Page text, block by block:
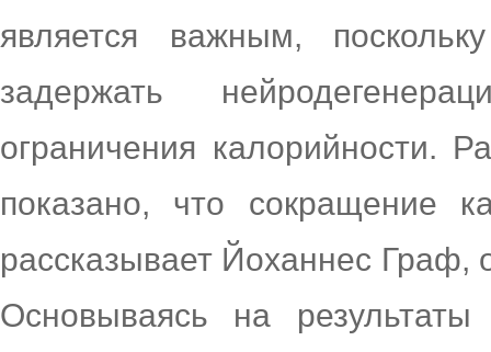
является важным,
задержать
ограничения калорийности.
показано, что сокращение
рассказывает Йоханнес Граф,
Основываясь на